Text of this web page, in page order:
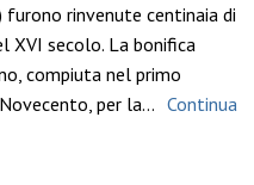
furono rinvenute centinaia di
XVI secolo. La bonifica
compiuta nel primo
per la… Continua